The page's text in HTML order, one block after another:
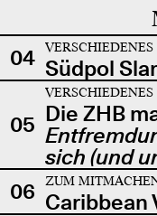
04 VERSCHIEDENES
Südpol
05
VERSCHIEDENES
Die ZHB
sich (und
06
ZUM
Caribbean